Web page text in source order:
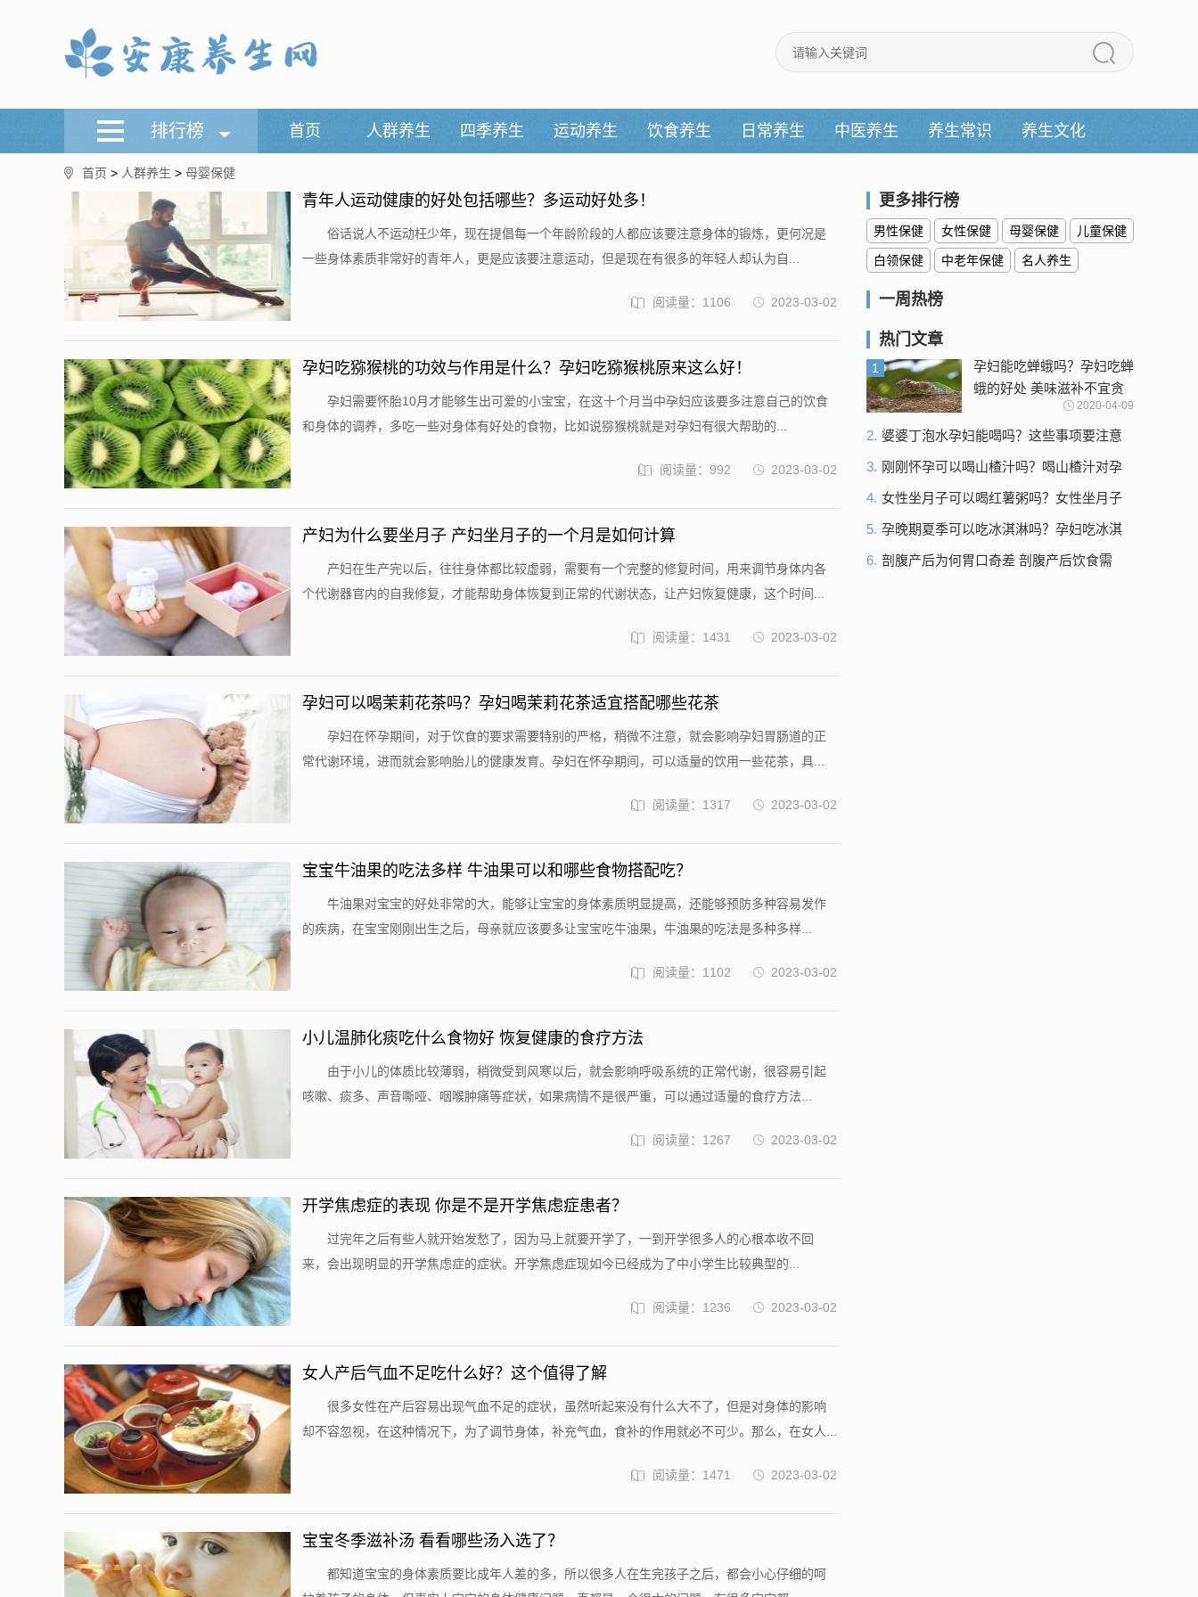
排行榜 首页 人群养生 四季养生 运动养生 饮食养生 日常养生 中医养生 养生常识 养生文化
首页 > 人群养生 > 母婴保健
青年人运动健康的好处包括哪些？多运动好处多！
​ 俗话说人不运动枉少年，现在提倡每一个年龄阶段的人都应该要注意身体的锻炼，更何况是
一些身体素质非常好的青年人，更是应该要注意运动，但是现在有很多的年轻人却认为自...
2023-03-02
阅读量：1106
孕妇吃猕猴桃的功效与作用是什么？孕妇吃猕猴桃原来这么好！
​ 孕妇需要怀胎10月才能够生出可爱的小宝宝，在这十个月当中孕妇应该要多注意自己的饮食
和身体的调养，多吃一些对身体有好处的食物，比如说猕猴桃就是对孕妇有很大帮助的...
2023-03-02
阅读量：992
产妇为什么要坐月子 产妇坐月子的一个月是如何计算
​ 产妇在生产完以后，往往身体都比较虚弱，需要有一个完整的修复时间，用来调节身体内各
个代谢器官内的自我修复，才能帮助身体恢复到正常的代谢状态，让产妇恢复健康，这个时间...
2023-03-02
阅读量：1431
孕妇可以喝茉莉花茶吗？孕妇喝茉莉花茶适宜搭配哪些花茶
​ 孕妇在怀孕期间，对于饮食的要求需要特别的严格，稍微不注意，就会影响孕妇胃肠道的正
常代谢环境，进而就会影响胎儿的健康发育。孕妇在怀孕期间，可以适量的饮用一些花茶，具...
2023-03-02
阅读量：1317
宝宝牛油果的吃法多样 牛油果可以和哪些食物搭配吃？
​ 牛油果对宝宝的好处非常的大，能够让宝宝的身体素质明显提高，还能够预防多种容易发作
的疾病，在宝宝刚刚出生之后，母亲就应该要多让宝宝吃牛油果，牛油果的吃法是多种多样...
2023-03-02
阅读量：1102
小儿温肺化痰吃什么食物好 恢复健康的食疗方法
​ 由于小儿的体质比较薄弱，稍微受到风寒以后，就会影响呼吸系统的正常代谢，很容易引起
咳嗽、痰多、声音嘶哑、咽喉肿痛等症状，如果病情不是很严重，可以通过适量的食疗方法...
2023-03-02
阅读量：1267
开学焦虑症的表现 你是不是开学焦虑症患者？
​ 过完年之后有些人就开始发愁了，因为马上就要开学了，一到开学很多人的心根本收不回
来，会出现明显的开学焦虑症的症状。开学焦虑症现如今已经成为了中小学生比较典型的...
2023-03-02
阅读量：1236
女人产后气血不足吃什么好？这个值得了解
​ 很多女性在产后容易出现气血不足的症状，虽然听起来没有什么大不了，但是对身体的影响
却不容忽视，在这种情况下，为了调节身体，补充气血，食补的作用就必不可少。那么，在女人...
2023-03-02
阅读量：1471
宝宝冬季滋补汤 看看哪些汤入选了？
​ 都知道宝宝的身体素质要比成年人差的多，所以很多人在生完孩子之后，都会小心仔细的呵
更多排行榜
男性保健 女性保健 母婴保健 儿童保健
白领保健 中老年保健 名人养生
一周热榜
热门文章
1
孕妇能吃蝉蛾吗？孕妇吃蝉
蛾的好处 美味滋补不宜贪
2020-04-09
2. 婆婆丁泡水孕妇能喝吗？这些事项要注意
3. 刚刚怀孕可以喝山楂汁吗？喝山楂汁对孕
4. 女性坐月子可以喝红薯粥吗？女性坐月子
5. 孕晚期夏季可以吃冰淇淋吗？孕妇吃冰淇
6. 剖腹产后为何胃口奇差 剖腹产后饮食需